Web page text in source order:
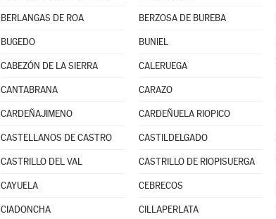
BERLANGAS DE ROA BERZOSA DE BUREBA
BUGEDO BUNIEL
CABEZÓN DE LA SIERRA CALERUEGA
CANTABRANA CARAZO
CARDEÑAJIMENO CARDEÑUELA RIOPICO
CASTELLANOS DE CASTRO CASTILDELGADO
CASTRILLO DEL VAL CASTRILLO DE RIOPISUERGA
CAYUELA CEBRECOS
CIADONCHA CILLAPERLATA